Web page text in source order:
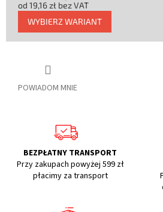
POWIADOM MNIE
od 19,16 zł bez VAT
Cena
jednostkowa:
WYBIERZ WARIANT
BEZPŁATNY TRANSPORT
Przy zakupach powyżej 599 zł
płacimy za transport